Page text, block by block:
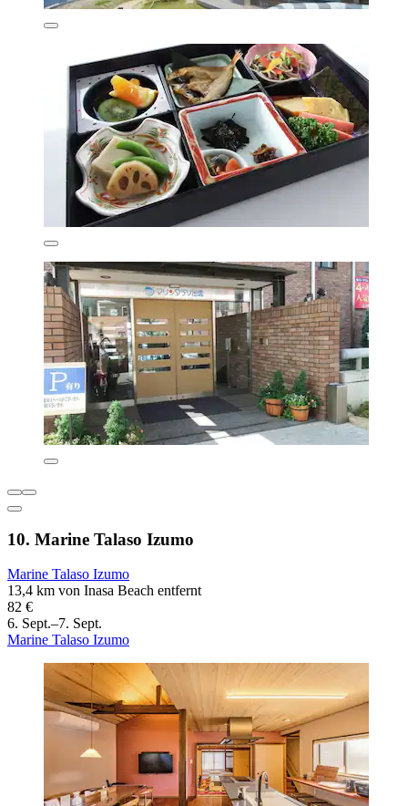
10. Marine Talaso Izumo
Marine Talaso Izumo
13,4 km von Inasa Beach entfernt
82 €
6. Sept.–7. Sept.
Marine Talaso Izumo